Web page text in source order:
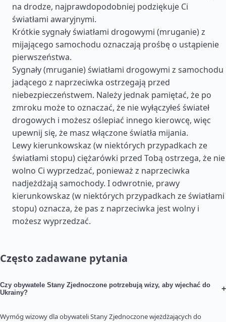
na drodze, najprawdopodobniej podziękuje Ci
światłami awaryjnymi.
Krótkie sygnały światłami drogowymi (mruganie) z
mijającego samochodu oznaczają prośbę o ustąpienie
pierwszeństwa.
Sygnały (mruganie) światłami drogowymi z samochodu
jadącego z naprzeciwka ostrzegają przed
niebezpieczeństwem. Należy jednak pamiętać, że po
zmroku może to oznaczać, że nie wyłączyłeś świateł
drogowych i możesz oślepiać innego kierowcę, więc
upewnij się, że masz włączone światła mijania.
Lewy kierunkowskaz (w niektórych przypadkach ze
światłami stopu) ciężarówki przed Tobą ostrzega, że nie
wolno Ci wyprzedzać, ponieważ z naprzeciwka
nadjeżdżają samochody. I odwrotnie, prawy
kierunkowskaz (w niektórych przypadkach ze światłami
stopu) oznacza, że pas z naprzeciwka jest wolny i
możesz wyprzedzać.
Często zadawane pytania
Czy obywatele Stany Zjednoczone potrzebują wizy, aby wjechać do
Ukrainy?
+
Wymóg wizowy dla obywateli Stany Zjednoczone wjeżdżających do